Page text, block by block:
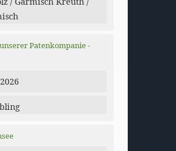
Patenkompanie -